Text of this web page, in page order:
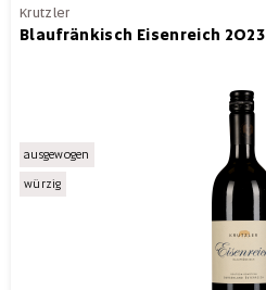
Krutzler
Blaufränkisch Eisenreich 2023
ausgewogen
würzig